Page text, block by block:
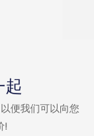
便我们可以向您
!